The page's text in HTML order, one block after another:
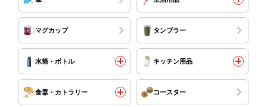
マグカップ タンブラー
水筒・ボトル キッチン用品
食器・カトラリー コースター